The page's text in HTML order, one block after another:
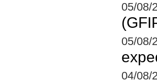
05/08/
05/08/
04/08/